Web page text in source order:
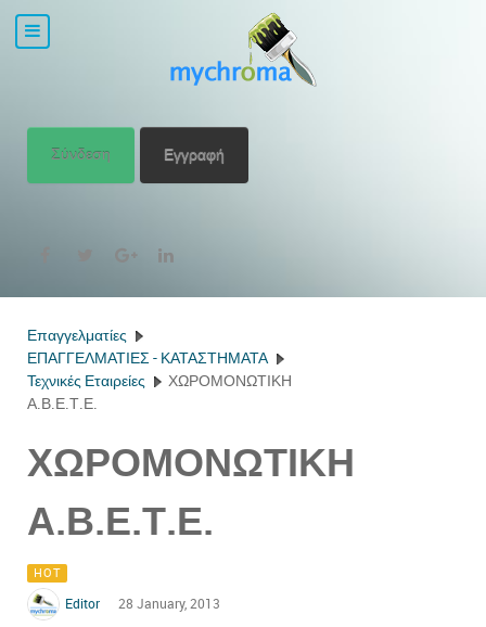
Σύνδεση Εγγραφή
Επαγγελματίες
ΕΠΑΓΓΕΛΜΑΤΙΕΣ - ΚΑΤΑΣΤΗΜΑΤΑ
Τεχνικές Εταιρείες
ΧΩΡΟΜΟΝΩΤΙΚΗ
Α.Β.Ε.Τ.Ε.
ΧΩΡΟΜΟΝΩΤΙΚΗ
Α.Β.Ε.Τ.Ε.
HOT
Editor 28 January, 2013